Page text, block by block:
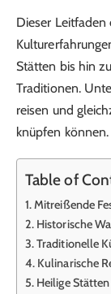
Dieser Leitfaden
Stätten bis hin
Traditionen.
reisen und
knüpfen können.
Table of
Mitreißende
Historische
Traditionelle
Kulinarische
Heilige